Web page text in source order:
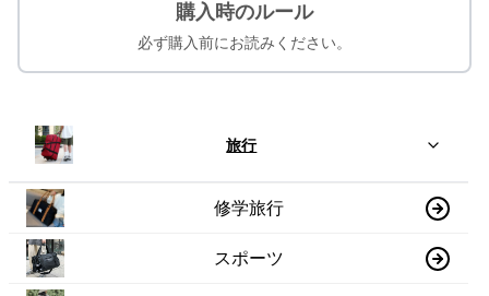
購入時のルール
必ず購入前にお読みください。
旅行
修学旅行
スポーツ